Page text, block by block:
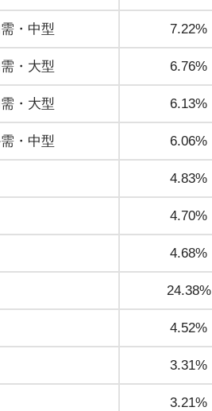
・中型 7.22%
・大型 6.76%
・大型 6.13%
・中型 6.06%
4.83%
4.70%
4.68%
24.38%
4.52%
3.31%
3.21%